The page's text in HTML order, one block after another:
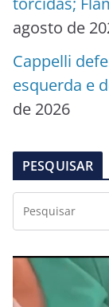
agosto de
Cappelli
esquerda e
de 2026
PESQUISAR